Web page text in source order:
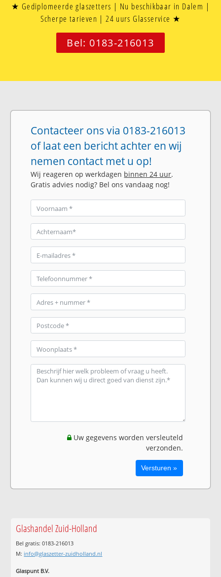
★ Gediplomeerde glaszetters | Nu beschikbaar in Dalem |
Scherpe tarieven | 24 uurs Glasservice ★
Bel: 0183-216013
Contacteer ons via 0183-216013
of laat een bericht achter en wij
nemen contact met u op!
Wij reageren op werkdagen binnen 24 uur.
Gratis advies nodig? Bel ons vandaag nog!
Uw gegevens worden versleuteld
verzonden.
Glashandel Zuid-Holland
Bel gratis: 0183-216013
M: info@glaszetter-zuidholland.nl
Glaspunt B.V.